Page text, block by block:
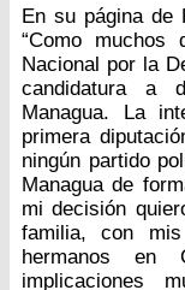
En su página de
“Como muchos
Nacional por la
candidatura a
Managua. La
primera
ningún partido
Managua de
mi decisión
familia, con
hermanos en
implicaciones